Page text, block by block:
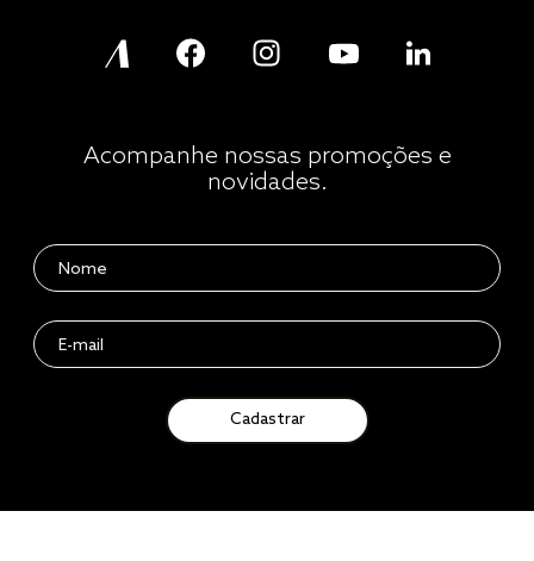
Acompanhe nossas promoções e
novidades.
Cadastrar